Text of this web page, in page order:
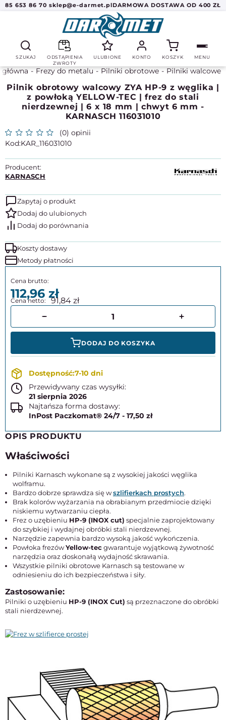
85 653 86 70 sklep@e-darmet.plDARMOWA DOSTAWA OD 400 ZŁ
SZUKAJ
ODSTĄPIENIA
ZWROTY
ULUBIONE KONTO KOSZYK MENU
Frezy do metalu Pilniki obrotowe Pilniki walcowe
Pilnik obrotowy walcowy ZYA HP-9 z węglika |
z powłoką YELLOW-TEC | frez do stali
nierdzewnej | 6 x 18 mm | chwyt 6 mm -
KARNASCH 116031010
(0) opinii
KAR_116031010
Producent:
KARNASCH
Zapytaj o produkt
Koszty dostawy
Metody płatności
112,96 91,84
DODAJ DO KOSZYKA
7-10 dni
Przewidywany czas wysyłki:
21 sierpnia 2026
Najtańsza forma dostawy:
InPost Paczkomat® 24/7 - 17,50 zł
OPIS PRODUKTU
Właściwości
Pilniki Karnasch wykonane są z wysokiej jakości węglika
wolframu.
Bardzo dobrze sprawdza się wszlifierkach prostych.
Brak kolorów wyżarzania na obrabianym przedmiocie dzięki
niskiemu wytwarzaniu ciepła.
Frez o uzębieniu HP-9 (INOX cut) specjalnie zaprojektowany
do szybkiej i wydajnej obróbki stali nierdzewnej.
Narzędzie zapewnia bardzo wysoką jakość wykończenia.
Powłoka frezówYellow-tecgwarantuje wyjątkową żywotność
narzędzia oraz doskonałą wydajność skrawania.
Wszystkie pilniki obrotowe Karnasch są testowane w
odniesieniu do ich bezpieczeństwa i siły.
Zastosowanie:
Pilniki o uzębieniu HP-9 (INOX Cut) są przeznaczone do obróbki
stali nierdzewnej.